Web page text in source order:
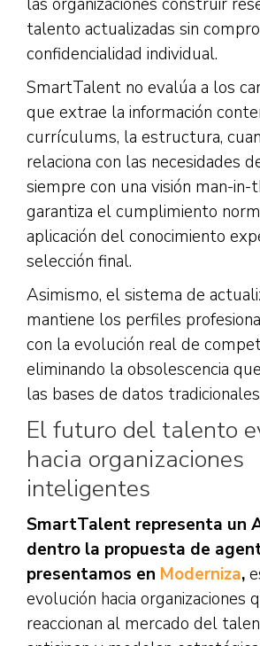
talento actualizadas sin
confidencialidad individual.
SmartTalent no evalúa a los
que extrae la información
currículums, la estructura,
relaciona con las necesidades
siempre con una visión man-
garantiza el cumplimiento
aplicación del conocimiento
selección final.
Asimismo, el sistema de
mantiene los perfiles
con la evolución real de
eliminando la obsolescencia
las bases de datos
El futuro del talento
hacia organizaciones
inteligentes
SmartTalent representa un
dentro la propuesta de
presentamos en Moderniza,
evolución hacia organizaciones
reaccionan al mercado del